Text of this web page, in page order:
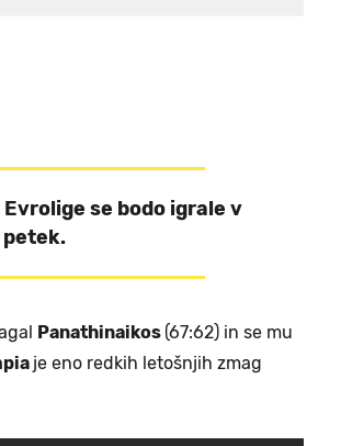
se bodo igrale v
Panathinaikos (67:62) in se mu
je eno redkih letošnjih zmag